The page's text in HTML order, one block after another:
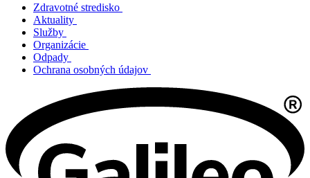
Zdravotné stredisko
Aktuality
Služby
Organizácie
Odpady
Ochrana osobných údajov